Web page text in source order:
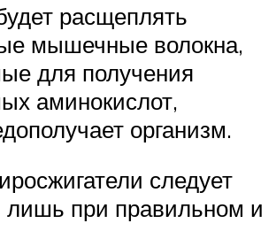
расщеплять
мышечные волокна,
для получения
аминокислот,
организм.
следует
лишь при правильном и